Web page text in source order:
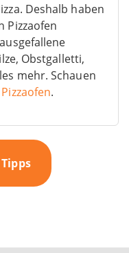
Deshalb haben
Pizzaofen
Obstgalletti,
mehr. Schauen
.